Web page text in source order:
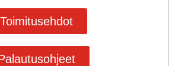
Toimitusehdot